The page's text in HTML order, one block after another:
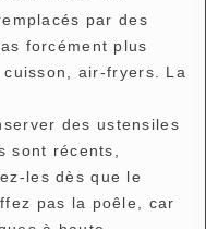
par des
forcément plus
air-fryers. La
des ustensiles
sont récents,
les dès que le
pas la poêle, car